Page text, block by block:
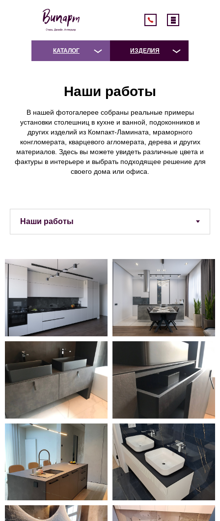
КАТАЛОГ ИЗДЕЛИЯ
Наши работы
В нашей фотогалерее собраны реальные примеры
установки столешниц в кухне и ванной, подоконников и
других изделий из Компакт-Ламината, мраморного
конгломерата, кварцевого агломерата, дерева и других
материалов. Здесь вы можете увидеть различные цвета и
фактуры в интерьере и выбрать подходящее решение для
своего дома или офиса.